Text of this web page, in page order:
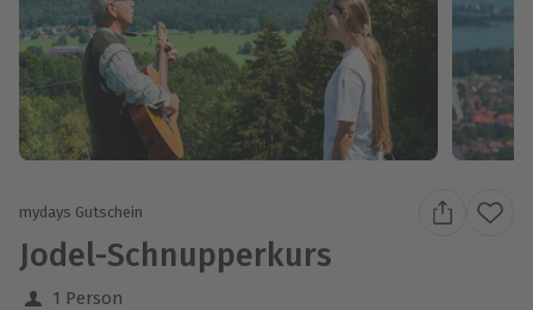
mydays Gutschein
Jodel-Schnupperkurs
1 Person